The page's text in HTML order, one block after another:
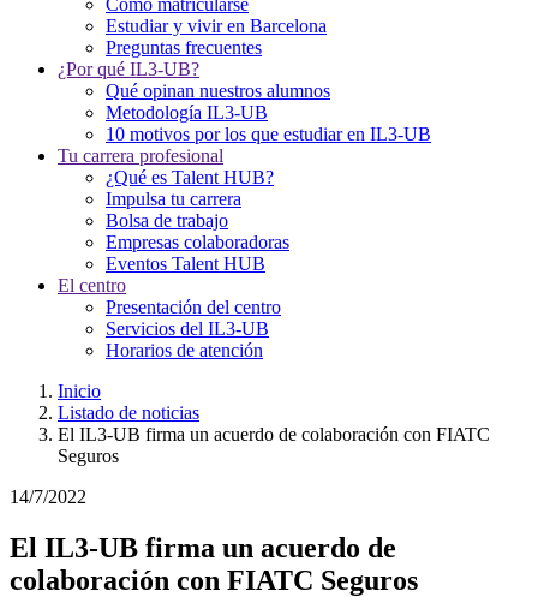
Cómo matricularse
Estudiar y vivir en Barcelona
Preguntas frecuentes
¿Por qué IL3-UB?
Qué opinan nuestros alumnos
Metodología IL3-UB
10 motivos por los que estudiar en IL3-UB
Tu carrera profesional
¿Qué es Talent HUB?
Impulsa tu carrera
Bolsa de trabajo
Empresas colaboradoras
Eventos Talent HUB
El centro
Presentación del centro
Servicios del IL3-UB
Horarios de atención
Inicio
Listado de noticias
El IL3-UB firma un acuerdo de colaboración con FIATC
Seguros
14/7/2022
El IL3-UB firma un acuerdo de
colaboración con FIATC Seguros